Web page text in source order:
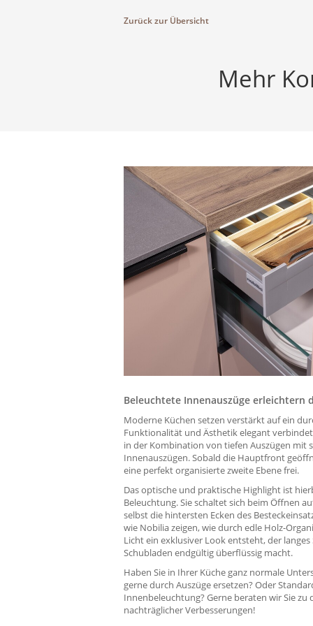
Zurück zur Übersicht
Mehr
Beleuchtete Innenauszüge erleichtern
Moderne Küchen setzen verstärkt auf ein
Funktionalität und Ästhetik elegant
in der Kombination von tiefen Auszügen mit
Innenauszügen. Sobald die Hauptfront
eine perfekt organisierte zweite Ebene frei.
Das optische und praktische Highlight ist
Beleuchtung. Sie schaltet sich beim Öffnen
selbst die hintersten Ecken des
wie Nobilia zeigen, wie durch edle Holz-
Licht ein exklusiver Look entsteht, der
Schubladen endgültig überflüssig macht.
Haben Sie in Ihrer Küche ganz normale
gerne durch Auszüge ersetzen? Oder
Innenbeleuchtung? Gerne beraten wir Sie zu
nachträglicher Verbesserungen!